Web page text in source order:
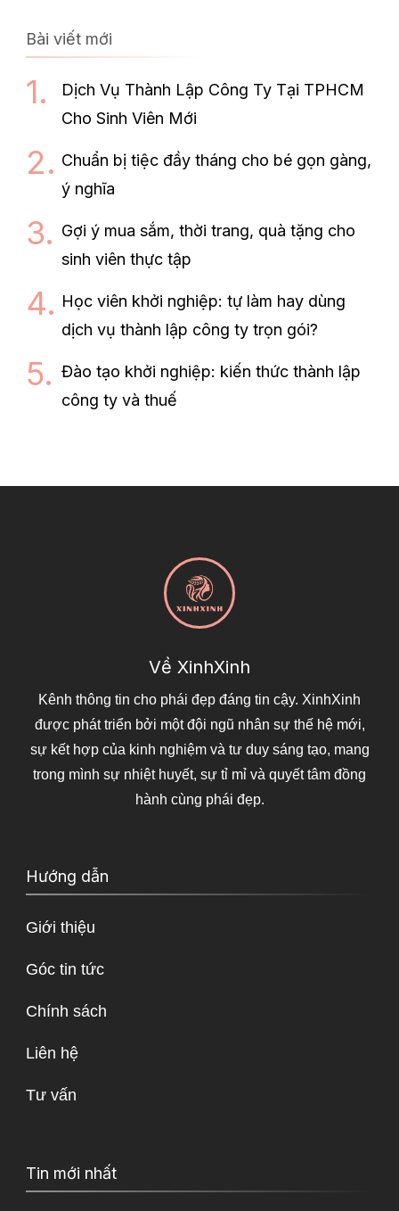
Bài viết mới
Dịch Vụ Thành Lập Công Ty Tại TPHCM
Cho Sinh Viên Mới
Chuẩn bị tiệc đầy tháng cho bé gọn gàng,
ý nghĩa
Gợi ý mua sắm, thời trang, quà tặng cho
sinh viên thực tập
Học viên khởi nghiệp: tự làm hay dùng
dịch vụ thành lập công ty trọn gói?
Đào tạo khởi nghiệp: kiến thức thành lập
công ty và thuế
Về XinhXinh
Kênh thông tin cho phái đẹp đáng tin cậy. XinhXinh
được phát triển bởi một đội ngũ nhân sự thế hệ mới,
sự kết hợp của kinh nghiệm và tư duy sáng tạo, mang
trong mình sự nhiệt huyết, sự tỉ mỉ và quyết tâm đồng
hành cùng phái đẹp.
Hướng dẫn
Giới thiệu
Góc tin tức
Chính sách
Liên hệ
Tư vấn
Tin mới nhất